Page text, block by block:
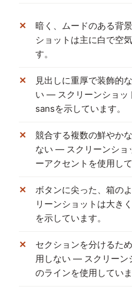
暗く、ムードのある背
ショットは主に白で空
す。
見出しに重厚で装飾的
い — スクリーンショ
sansを示しています。
競合する複数の鮮やか
ない — スクリーンショ
ーアクセントを使用して
ボタンに尖った、箱の
リーンショットは大き
を示しています。
セクションを分けるた
用しない — スクリーン
のラインを使用していま